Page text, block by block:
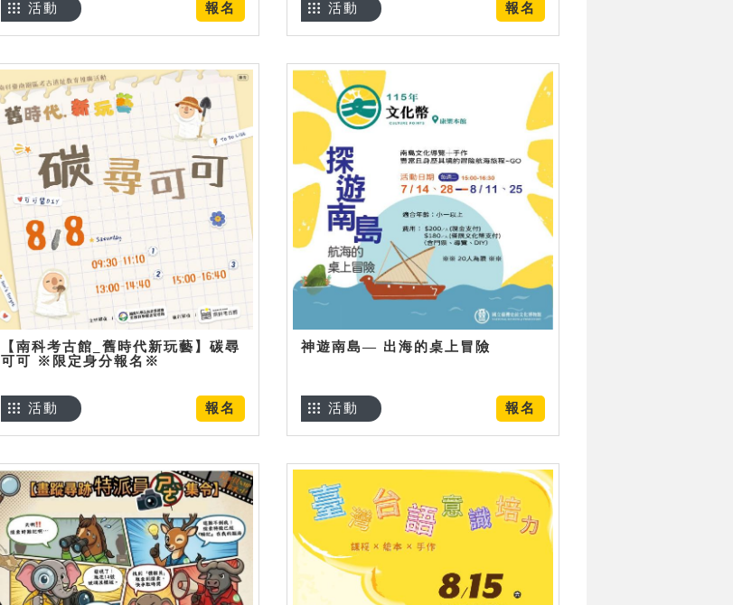
報名
活動 報名
活動
【南科考古館_舊時代新玩藝】碳尋
可可 ※限定身分報名※
報名
活動
神遊南島— 出海的桌上冒險
報名
活動